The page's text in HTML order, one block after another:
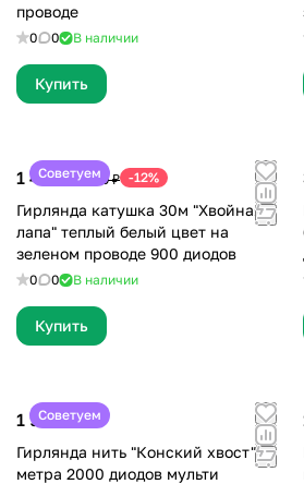
проводе
0 0 В наличии
Купить
Советуем
1 499 ₽1 699 ₽ -12%
Гирлянда катушка 30м "Хвойная
лапа" теплый белый цвет на
зеленом проводе 900 диодов
0 0 В наличии
Купить
Советуем
1 999 ₽
Гирлянда нить "Конский хвост" 3
метра 2000 диодов мульти